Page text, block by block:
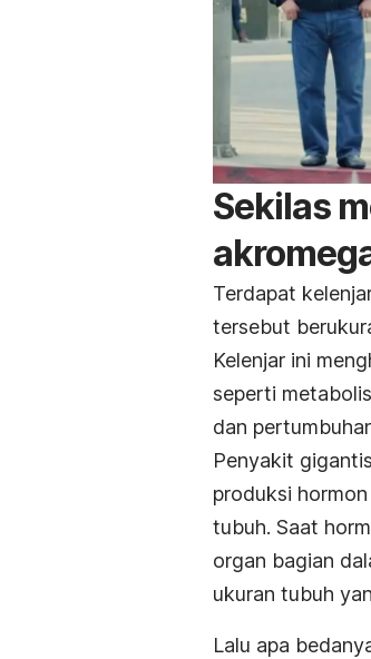
Sekilas
Terdapat
tersebut
Kelenjar ini
seperti
dan
Penyakit
produksi
tubuh. Saat
organ bagian
ukuran tubuh
Lalu apa